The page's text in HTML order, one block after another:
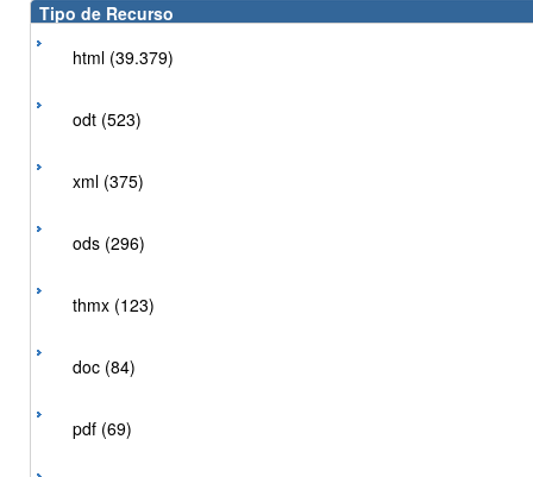
Tipo de Recurso
html (39.379)
odt (523)
xml (375)
ods (296)
thmx (123)
doc (84)
pdf (69)